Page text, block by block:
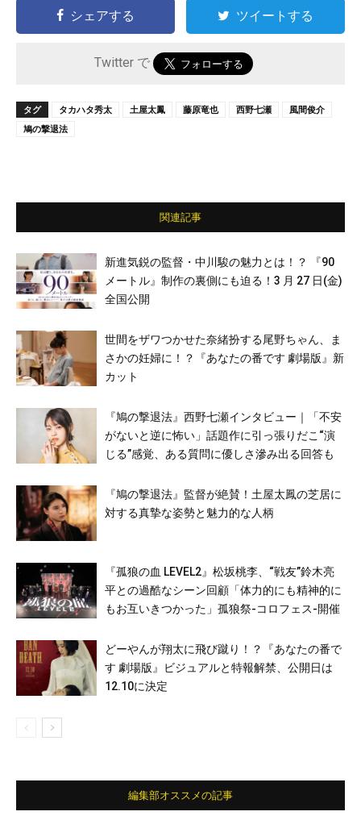
シェアする ツイートする
Twitter で
タグ タカハタ秀太 土屋太鳳 藤原竜也 西野七瀬
風間俊介
鳩の撃退法
関連記事
新進気鋭の監督・中川駿の魅力とは！？ 『90
メートル』制作の裏側にも迫る！3 月 27 日(金)
全国公開
世間をザワつかせた奈緒扮する尾野ちゃん、ま
さかの妊婦に！？『あなたの番です 劇場版』新
カット
『鳩の撃退法』西野七瀬インタビュー｜「不安
がないと逆に怖い」話題作に引っ張りだこ“演
じる”感覚、ある質問に優しさ滲み出る回答も
『鳩の撃退法』監督が絶賛！土屋太鳳の芝居に
対する真摯な姿勢と魅力的な人柄
『孤狼の血 LEVEL2』松坂桃李、“戦友”鈴木亮
平との過酷なシーン回顧「体力的にも精神的に
もお互いきつかった」孤狼祭-コロフェス-開催
どーやんが翔太に飛び蹴り！？『あなたの番で
す 劇場版』ビジュアルと特報解禁、公開日は
12.10に決定
編集部オススメの記事